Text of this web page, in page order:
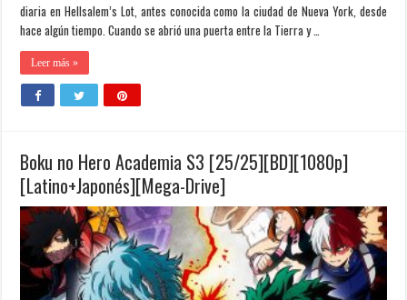
diaria en Hellsalem’s Lot, antes conocida como la ciudad de Nueva York, desde
hace algún tiempo. Cuando se abrió una puerta entre la Tierra y …
Leer más »
Boku no Hero Academia S3 [25/25][BD][1080p]
[Latino+Japonés][Mega-Drive]